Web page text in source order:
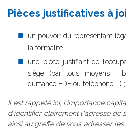
Pièces justificatives à
un pouvoir du représentant
la formalité
une pièce justifiant de
siège (par tous moyens :
quittance EDF ou téléphone ...) ;
Il est rappelé ici, l'importance
d'identifier clairement l'adresse de
ainsi au greffe de vous adresser